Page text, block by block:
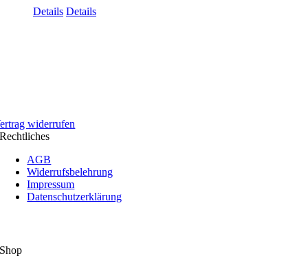
Details Details
widerrufen
Rechtliches
AGB
Widerrufsbelehrung
Impressum
Datenschutzerklärung
Shop